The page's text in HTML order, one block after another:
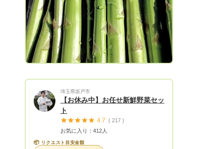
指定承ります♪ 到着日指定はご注文状況
により厳しい 場合があります。事前に
ご相談下さい。 平日○時〜○時着、土日
祝○時〜○時着 の形でご希望頂けると助
かります。 ○贈答品、お中元にもご利用頂
けます！
埼玉県坂戸市
【お休み中】お任せ新鮮野菜セッ
ト
4.7 ( 217 )
お気に入り：412人
📦 リクエスト目安金額